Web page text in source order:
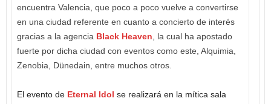
encuentra Valencia, que poco a poco vuelve a convertirse
en una ciudad referente en cuanto a concierto de interés
gracias a la agencia Black Heaven , la cual ha apostado
fuerte por dicha ciudad con eventos como este, Alquimia,
Zenobia, Dünedain, entre muchos otros.
El evento de Eternal Idol se realizará en la mítica sala